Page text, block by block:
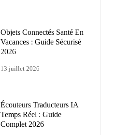
Objets Connectés Santé En
Vacances : Guide Sécurisé
2026
13 juillet 2026
Écouteurs Traducteurs IA
Temps Réel : Guide
Complet 2026